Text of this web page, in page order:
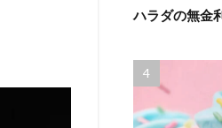
ハラダの無金